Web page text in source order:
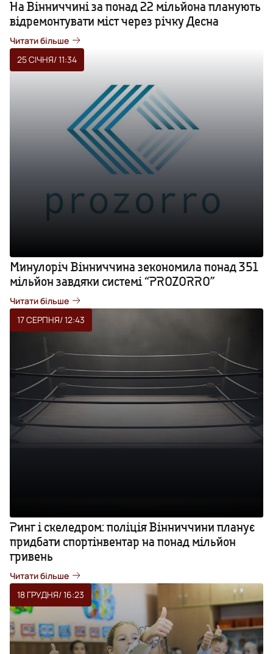
На Вінниччині за понад 22 мільйона планують
відремонтувати міст через річку Десна
Читати більше
25 СІЧНЯ/ 11:34
Минулоріч Вінниччина зекономила понад 351
мільйон завдяки системі “PROZORRO”
Читати більше
17 СЕРПНЯ/ 12:43
Ринг і скеледром: поліція Вінниччини планує
придбати спортінвентар на понад мільйон
гривень
Читати більше
18 ГРУДНЯ/ 16:23